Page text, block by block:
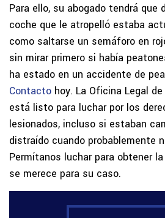
Para ello, su abogado tendrá que
coche que le atropelló estaba
como saltarse un semáforo en
sin mirar primero si había
ha estado en un accidente de
Contacto hoy. La Oficina Legal
está listo para luchar por los
lesionados, incluso si estaban
distraído cuando probablemente
Permítanos luchar para obtener
se merece para su caso.